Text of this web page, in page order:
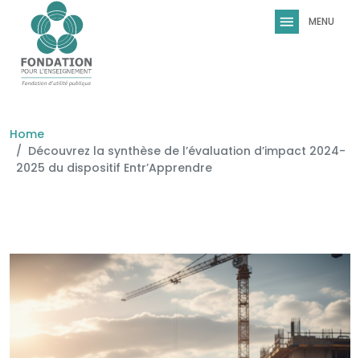
Skip to main content
Home
Découvrez la synthèse de l’évaluation d’impact 2024-
2025 du dispositif Entr’Apprendre
Image